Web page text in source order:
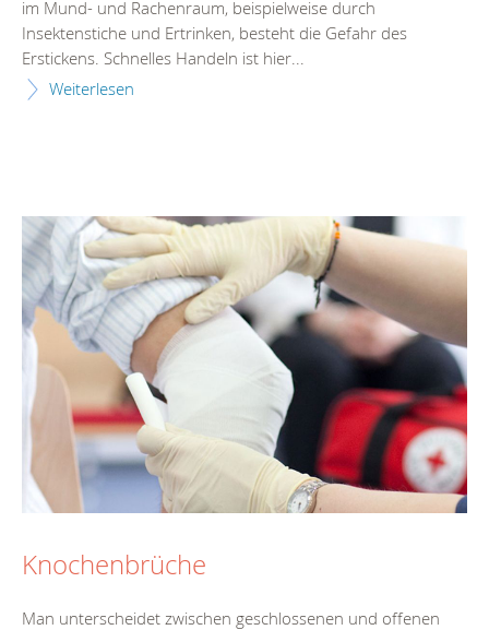
im Mund- und Rachenraum, beispielweise durch
Insektenstiche und Ertrinken, besteht die Gefahr des
Erstickens. Schnelles Handeln ist hier...
Weiterlesen
Knochenbrüche
Man unterscheidet zwischen geschlossenen und offenen